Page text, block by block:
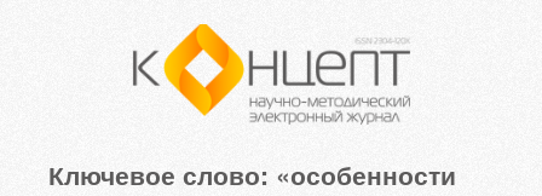
Ключевое слово: «особенности